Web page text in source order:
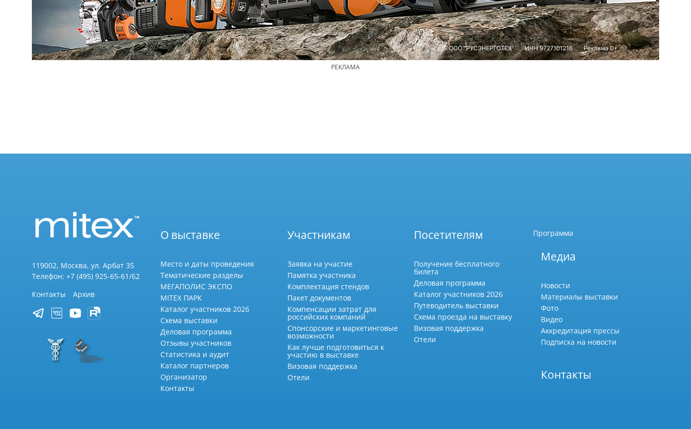
РЕКЛАМА
119002, Москва, ул. Арбат 35
Телефон: +7 (495) 925-65-61/62
Контакты
Архив
О выставке
Место и даты проведения
Тематические разделы
МЕГАПОЛИС ЭКСПО
MITEX ПАРК
Каталог участников 2026
Схема выставки
Деловая программа
Отзывы участников
Статистика и аудит
Каталог партнеров
Организатор
Контакты
Участникам
Заявка на участие
Памятка участника
Комплектация стендов
Пакет документов
Компенсации затрат для
российских компаний
Спонсорские и маркетинговые
возможности
Как лучше подготовиться к
участию в выставке
Визовая поддержка
Отели
Посетителям
Получение бесплатного
билета
Деловая программа
Каталог участников 2026
Путеводитель выставки
Схема проезда на выставку
Визовая поддержка
Отели
Программа
Медиа
Новости
Материалы выставки
Фото
Видео
Аккредитация прессы
Подписка на новости
Контакты